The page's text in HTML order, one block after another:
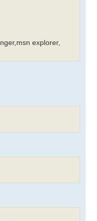
explorer,